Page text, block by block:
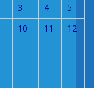
3 4
5
10 11 12